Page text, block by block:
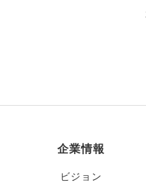
企業情報
ビジョン